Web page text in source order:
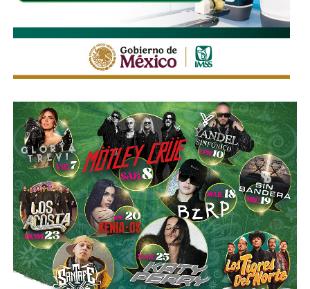
La legislación establecerá que, salvo prueba en contrario,
se presumirá dicha intención cuando el deudor, sin causa
goce de sueldo, cuando este constituya su único o
principal medio para obtener ingresos.
Asimismo, se establecen sanciones para quienes, durante
un proceso judicial o existiendo una resolución firme,
enajenen intencionalmente de manera parcial o total sus
bienes con la finalidad de eludir obligaciones alimentarias.
De igual manera, se sancionará a quienes, teniendo
conocimiento de la existencia de una obligación
alimentaria o de un proceso judicial en curso, ayuden al
deudor a ocultar bienes, acepten figurar como titulares